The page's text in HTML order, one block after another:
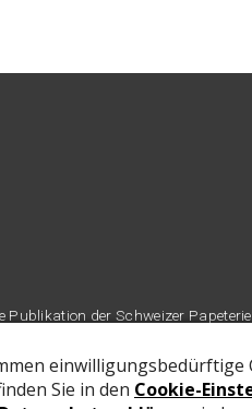
Publikation der Schweizer